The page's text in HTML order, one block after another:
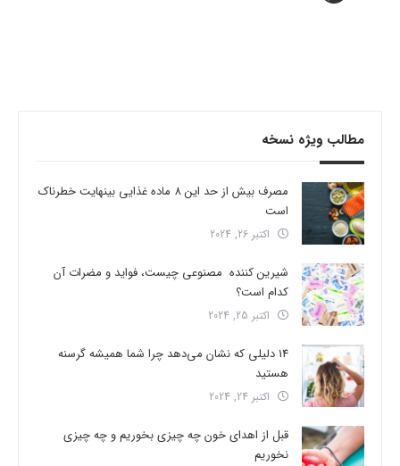
مطالب ویژه نسخه
مصرف بیش از حد این 8 ماده غذایی بینهایت خطرناک
است
اکتبر 26, 2024
شیرین کننده مصنوعی چیست، فواید و مضرات آن
کدام است؟
اکتبر 25, 2024
14 دلیلی که نشان می‌دهد چرا شما همیشه گرسنه
هستید
اکتبر 24, 2024
قبل از اهدای خون چه چیزی بخوریم و چه چیزی
نخوریم